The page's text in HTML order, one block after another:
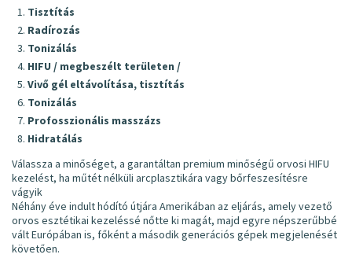
Tisztítás
Radírozás
Tonizálás
HIFU / megbeszélt területen /
Vivő gél eltávolítása, tisztítás
Tonizálás
Profosszionális masszázs
Hidratálás
Válassza a minőséget, a garantáltan premium minőségű orvosi HIFU
kezelést, ha műtét nélküli arcplasztikára vagy bőrfeszesítésre
vágyik
Néhány éve indult hódító útjára Amerikában az eljárás, amely vezető
orvos esztétikai kezeléssé nőtte ki magát, majd egyre népszerűbbé
vált Európában is, főként a második generációs gépek megjelenését
követően.